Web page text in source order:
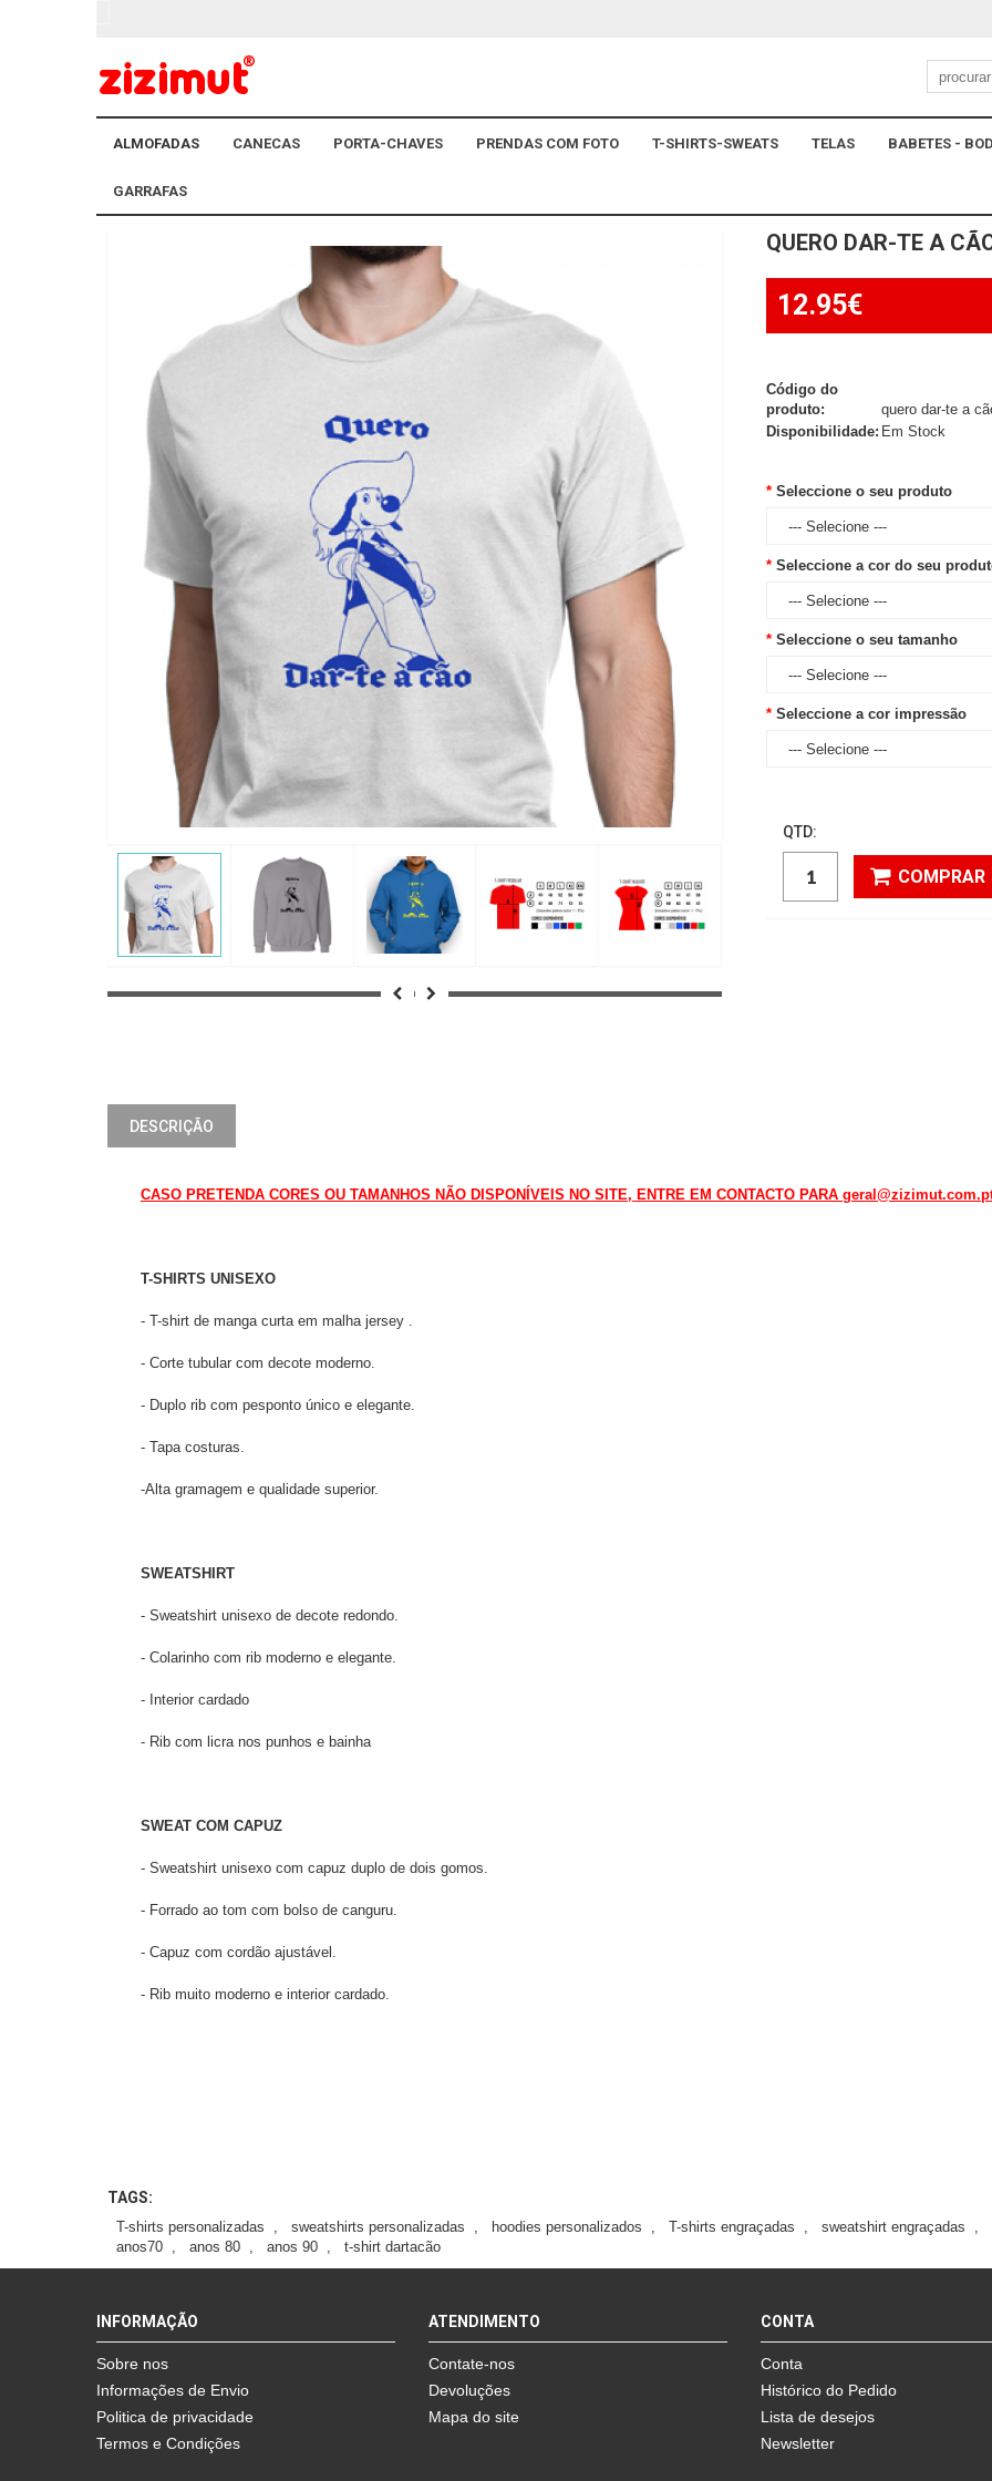
ALMOFADAS CANECAS PORTA-CHAVES PRENDAS COM FOTO T-SHIRTS-SWEATS TELAS BABETES -
GARRAFAS
QUERO DAR-TE A
12.95€
Código do
produto:
quero dar-te a
Disponibilidade:Em Stock
Seleccione o seu produto
Seleccione a cor do seu
Seleccione o seu tamanho
Seleccione a cor impressão
QTD:
COMPRAR
DESCRIÇÃO
CASO PRETENDA CORES OU TAMANHOS NÃO DISPONÍVEIS NO SITE, ENTRE EM CONTACTO PARA
T-SHIRTS UNISEXO
- T-shirt de manga curta em malha jersey .
- Corte tubular com decote moderno.
- Duplo rib com pesponto único e elegante.
- Tapa costuras.
-Alta gramagem e qualidade superior.
SWEATSHIRT
- Sweatshirt unisexo de decote redondo.
- Colarinho com rib moderno e elegante.
- Interior cardado
- Rib com licra nos punhos e bainha
SWEAT COM CAPUZ
- Sweatshirt unisexo com capuz duplo de dois gomos.
- Forrado ao tom com bolso de canguru.
- Capuz com cordão ajustável.
- Rib muito moderno e interior cardado.
TAGS:
T-shirts personalizadas sweatshirts personalizadas hoodies personalizados T-shirts engraçadas sweatshirt engraçadas
anos70
anos 80 anos 90 t-shirt dartacão
INFORMAÇÃO
Sobre nos
Informações de Envio
Politica de privacidade
Termos e Condições
ATENDIMENTO
Contate-nos
Devoluções
Mapa do site
CONTA
Conta
Histórico do Pedido
Lista de desejos
Newsletter